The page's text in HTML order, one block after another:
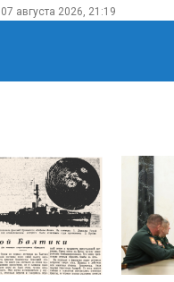
07 августа 2026, 21:19